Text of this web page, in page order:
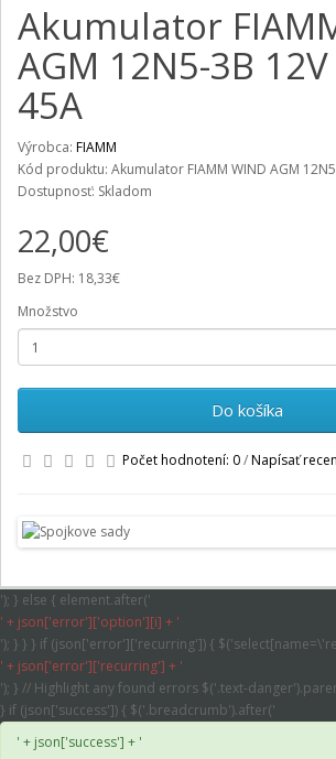
Akumulator
AGM 12N5-3B
45A
Výrobca: FIAMM
Kód produktu: Akumulator FIAMM WIND AGM
Dostupnosť: Skladom
22,00€
Bez DPH: 18,33€
Množstvo
Do košíka
Počet hodnotení: 0/Napísať
'); } else { element.after('
' + json['error']['option'][i] + '
'); } } } if (json['error']['recurring']) {
' + json['error']['recurring'] + '
'); } // Highlight any found errors $('.text-
} if (json['success']) { $('.breadcrumb').after('
' + json['success'] + '